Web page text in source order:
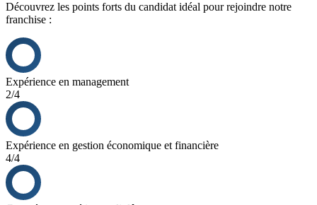
Découvrez les points forts du candidat idéal pour rejoindre notre
franchise :
Expérience en management
2/4
Expérience en gestion économique et financière
4/4